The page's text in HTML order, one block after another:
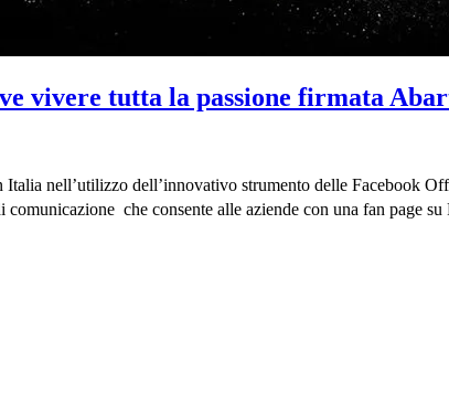
vivere tutta la passione firmata
nell’utilizzo dell’innovativo strumento delle Facebook
che consente alle aziende con una fan page